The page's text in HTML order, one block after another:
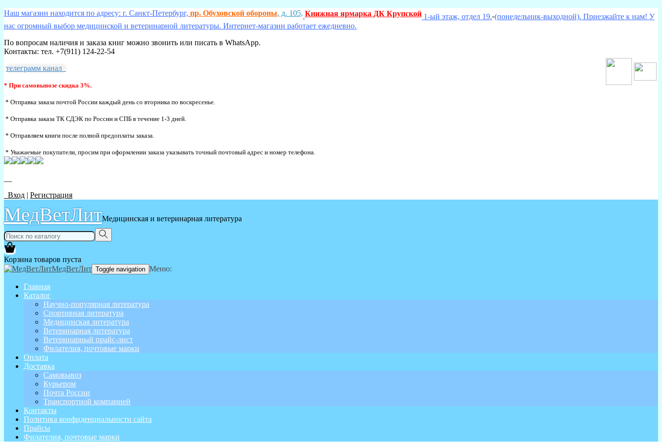
Наш магазин находится по адресу: г. Санкт-Петербург, пр. Обуховской обороны, д. 105,,Книжная ярмарка ДК Крупской 1-ый этаж, отдел 19. (понедельник-выходной). Приезжайте к нам! У
нас огромный выбор медицинской и ветеринарной литературы. Интернет-магазин работает ежедневно.
По вопросам наличия и заказа книг можно звонить или писать в WhatsApp.
Контакты: тел. +7(911) 124-22-54
телеграмм канал
* При самовывозе скидка 3%.
* Отправка заказа почтой России каждый день со вторника по воскресенье.
* Отправка заказа ТК СДЭК по России и СПБ в течение 1-3 дней.
* Отправляем книги после полной предоплаты заказа.
* Уважаемые покупатели, просим при оформлении заказа указывать точный почтовый адрес и номер телефона.
Вход | Регистрация
МедВетЛитМедицинская и ветеринарная литература
Корзина товаров пуста
МедВетЛит Toggle navigation Меню:
Главная
Каталог
Научно-популярная литература
Спортивная литература
Медицинская литература
Ветеринарная литература
Ветеринарный прайс-лист
Филателия, почтовые марки
Оплата
Доставка
Самовывоз
Курьером
Почта России
Транспортной компанией
Контакты
Политика конфиденциальности сайта
Прайсы
Филателия, почтовые марки